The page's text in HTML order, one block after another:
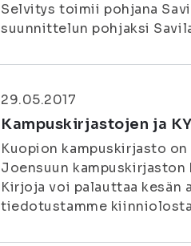
Selvitys toimii pohjana
suunnittelun pohjaksi
29.05.2017
Kampuskirjastojen ja
Kuopion kampuskirjasto
Joensuun
Kirjoja voi palauttaa kesän
tiedotustamme